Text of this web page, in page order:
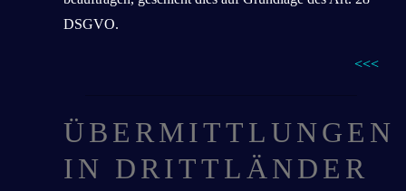
DSGVO.
<<<
ÜBERMITTLUNGEN
IN DRITTLÄNDER